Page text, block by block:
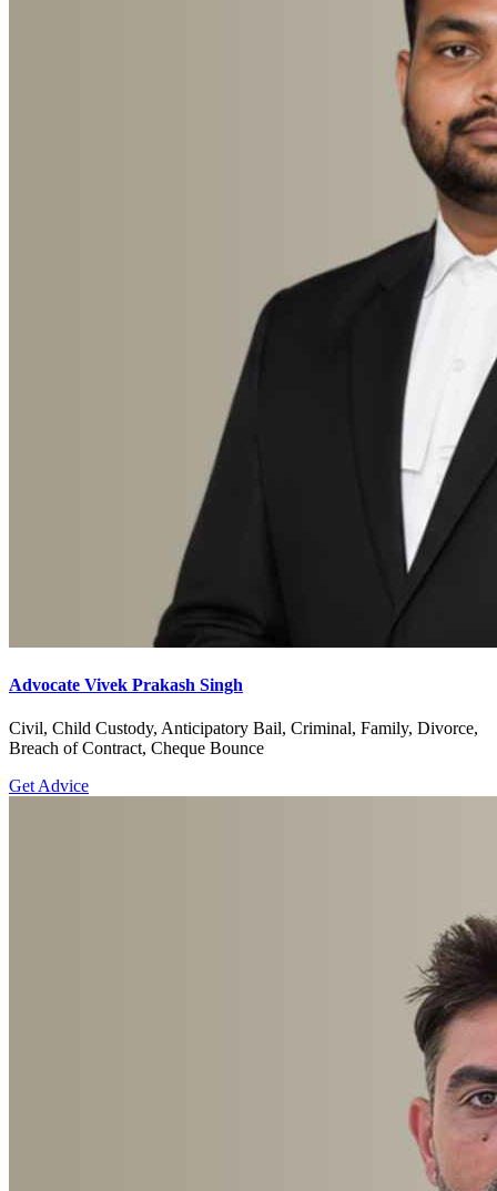
Advocate Vivek Prakash Singh
Civil, Child Custody, Anticipatory Bail, Criminal, Family, Divorce,
Breach of Contract, Cheque Bounce
Get Advice